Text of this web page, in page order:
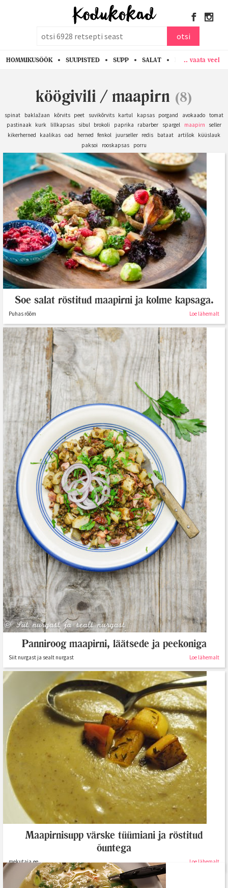
otsi
HOMMIKUSÖÖK SUUPISTED SUPP SALAT PASTA KANA
.. vaata veel
köögivili / maapirn (8)
spinat baklažaan kõrvits peet suvikõrvits kartul kapsas porgand avokaado tomat
pastinaak kurk lillkapsas sibul brokoli paprika rabarber spargel maapirn
seller
kikerherned
kaalikas oad herned fenkol juurseller redis bataat artišok
küüslauk
paksoi
rooskapsas porru
Soe salat röstitud maapirni ja kolme kapsaga.
Puhas rõõm Loe lähemalt
Panniroog maapirni, läätsede ja peekoniga
Siit nurgast ja sealt nurgast Loe lähemalt
Maapirnisupp värske tüümiani ja röstitud
õuntega
mekutaja.ee Loe lähemalt